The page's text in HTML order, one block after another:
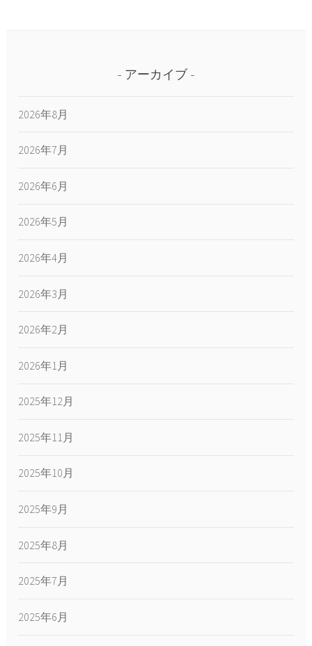
アーカイブ
2026年8月
2026年7月
2026年6月
2026年5月
2026年4月
2026年3月
2026年2月
2026年1月
2025年12月
2025年11月
2025年10月
2025年9月
2025年8月
2025年7月
2025年6月